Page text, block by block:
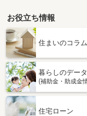
お役立ち情報
住まいのコラム
暮らしのデータ
(補助金・助成金
住宅ローン